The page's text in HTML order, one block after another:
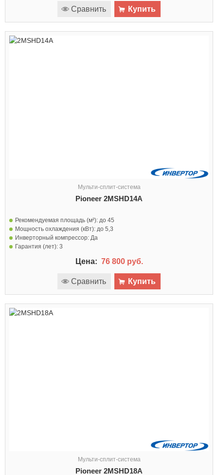
Сравнить Купить
Мульти-сплит-система
Pioneer 2MSHD14A
Рекомендуемая площадь (м²): до 45
Мощность охлаждения (кВт): до 5,3
Инверторный компрессор: Да
Гарантия (лет): 3
Цена: 76 800 руб.
Сравнить Купить
Мульти-сплит-система
Pioneer 2MSHD18A